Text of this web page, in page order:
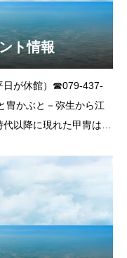
ト情報
日が休館）☎079-437-
冑かぶと－弥生から江
以降に現れた甲冑は、